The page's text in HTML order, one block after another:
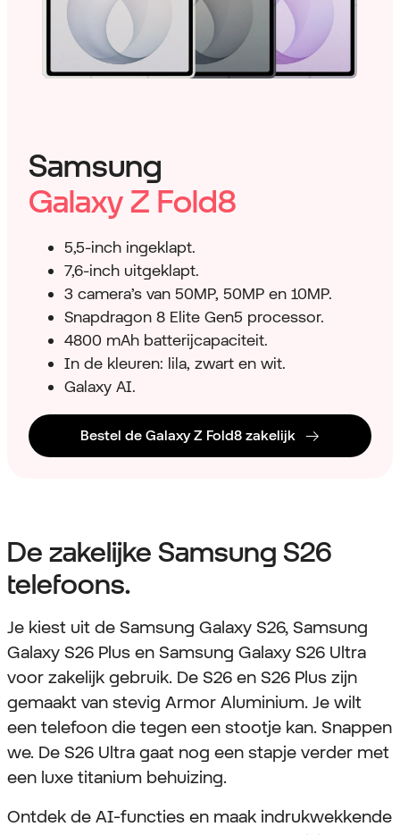
Samsung
Galaxy Z Fold8
5,5-inch ingeklapt.
7,6-inch uitgeklapt.
3 camera’s van 50MP, 50MP en 10MP.
Snapdragon 8 Elite Gen5 processor.
4800 mAh batterijcapaciteit.
In de kleuren: lila, zwart en wit.
Galaxy AI.
Bestel de Galaxy Z Fold8 zakelijk
De zakelijke Samsung S26
telefoons.
Je kiest uit de Samsung Galaxy S26, Samsung
Galaxy S26 Plus en Samsung Galaxy S26 Ultra
voor zakelijk gebruik. De S26 en S26 Plus zijn
gemaakt van stevig Armor Aluminium. Je wilt
een telefoon die tegen een stootje kan. Snappen
we. De S26 Ultra gaat nog een stapje verder met
een luxe titanium behuizing.
Ontdek de AI-functies en maak indrukwekkende